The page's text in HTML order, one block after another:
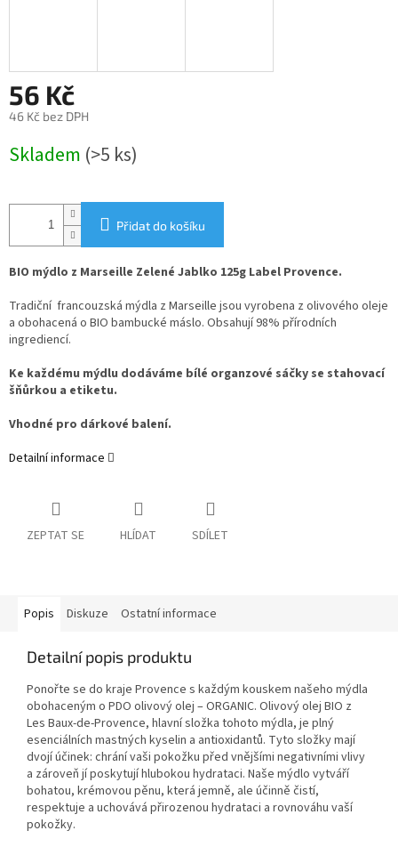
56 Kč
46 Kč bez DPH
cena:
Skladem (>5 ks)
Přidat do košíku
BIO mýdlo z Marseille Zelené Jablko 125g Label Provence.
Tradiční francouzská mýdla z Marseille jsou vyrobena z olivového oleje
a obohacená o BIO bambucké máslo. Obsahují 98% přírodních
ingrediencí.
Ke každému mýdlu dodáváme bílé organzové sáčky se stahovací
šňůrkou a etiketu.
Vhodné pro dárkové balení.
Detailní informace
ZEPTAT SE HLÍDAT SDÍLET
Popis Diskuze Ostatní informace
Detailní popis produktu
Ponořte se do kraje Provence s každým kouskem našeho mýdla
obohaceným o PDO olivový olej – ORGANIC. Olivový olej BIO z
Les Baux-de-Provence, hlavní složka tohoto mýdla, je plný
esenciálních mastných kyselin a antioxidantů. Tyto složky mají
dvojí účinek: chrání vaši pokožku před vnějšími negativními vlivy
a zároveň jí poskytují hlubokou hydrataci. Naše mýdlo vytváří
bohatou, krémovou pěnu, která jemně, ale účinně čistí,
respektuje a uchovává přirozenou hydrataci a rovnováhu vaší
pokožky.